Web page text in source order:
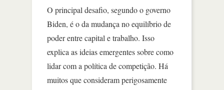
O principal desafio, segundo o governo
Biden, é o da mudança no equilíbrio de
poder entre capital e trabalho. Isso
explica as ideias emergentes sobre como
lidar com a política de competição. Há
muitos que consideram perigosamente